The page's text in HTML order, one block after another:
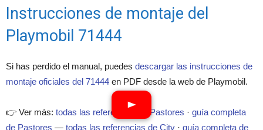
Instrucciones de montaje del
Playmobil 71444
Si has perdido el manual, puedes descargar las instrucciones de
montaje oficiales del 71444 en PDF desde la web de Playmobil.
👉 Ver más: todas las referencias de Pastores · guía completa
de Pastores — todas las referencias de City · guía completa de